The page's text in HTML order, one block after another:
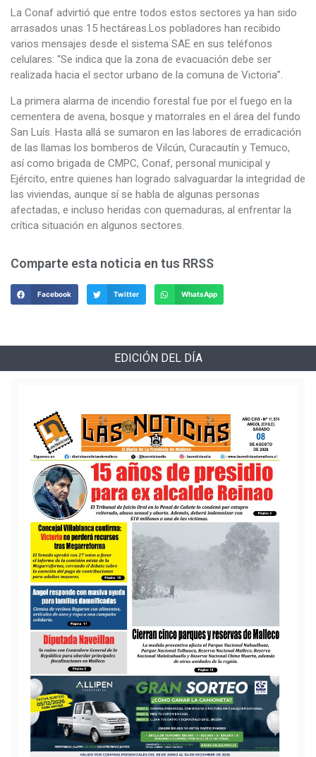
La Conaf advirtió que entre todos estos sectores ya han sido
arrasados unas 15 hectáreas.Los pobladores han recibido
varios mensajes desde el sistema SAE en sus teléfonos
celulares: “Se indica que la zona de evacuación debe ser
realizada hacia el sector urbano de la comuna de Victoria”.
La primera alarma de incendio forestal fue por el fuego en la
cementera de avena, bosque y matorrales en el área del fundo
San Luís. Hasta allá se sumaron en las labores de erradicación
de las llamas los bomberos de Vilcún, Curacautín y Temuco,
así como brigada de CMPC, Conaf, personal municipal y
Ejército, entre quienes han logrado salvaguardar la integridad de
las viviendas, aunque sí se habla de algunas personas
afectadas, e incluso heridas con quemaduras, al enfrentar la
crítica situación en algunos sectores.
Comparte esta noticia en tus RRSS
Facebook Twitter WhatsApp
EDICIÓN DEL DÍA